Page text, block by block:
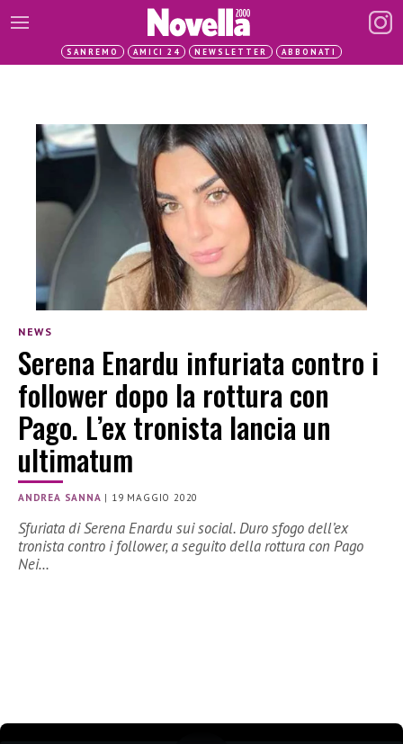
SANREMO AMICI 24 NEWSLETTER ABBONATI
NEWS
Serena Enardu infuriata contro i
follower dopo la rottura con
Pago. L’ex tronista lancia un
ultimatum
ANDREA SANNA | 19 MAGGIO 2020
Sfuriata di Serena Enardu sui social. Duro sfogo dell’ex
tronista contro i follower, a seguito della rottura con Pago
Nei…